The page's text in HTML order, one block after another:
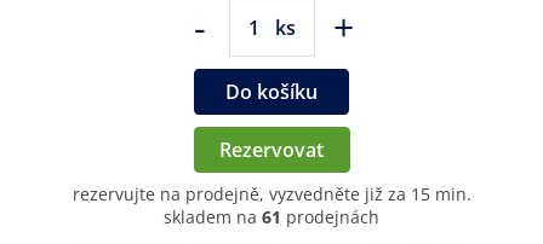
- ks +
Do košíku
Rezervovat
rezervujte na prodejně, vyzvedněte již za 15 min.
skladem na 61 prodejnách